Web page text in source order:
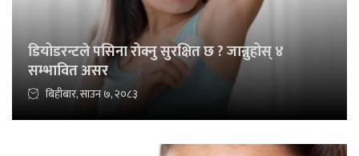
डियोडरन्टले पसिना रोक्नु सुरक्षित छ ? जान्नुहोस् ४
सम्भावित असर
बिहीबार, साउन ७, २०८३